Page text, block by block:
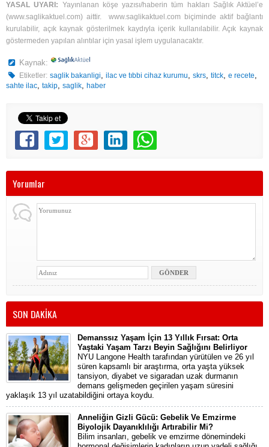
YASAL UYARI: Yayınlanan köşe yazısı/haberin tüm hakları Sağlık Aktüel’e
(www.saglikaktuel.com) aittir. www.saglikaktuel.com biçiminde aktif bağlantı
kurulabilir, açık kaynak gösterilmek kaydıyla içerik kullanılabilir. Açık kaynak
göstermeden yapılan alıntılar için yasal işlem uygulanacaktır.
Kaynak:
Etiketler: saglik bakanligi,ilac ve tıbbi cihaz kurumu,skrs,titck,e recete,
sahte ilac, takip, saglik, haber
Yorumlar
SON DAKİKA
Demanssız Yaşam İçin 13 Yıllık Fırsat: Orta
Yaştaki Yaşam Tarzı Beyin Sağlığını Belirliyor
NYU Langone Health tarafından yürütülen ve 26 yıl
süren kapsamlı bir araştırma, orta yaşta yüksek
tansiyon, diyabet ve sigaradan uzak durmanın
demans gelişmeden geçirilen yaşam süresini
yaklaşık 13 yıl uzatabildiğini ortaya koydu.
Anneliğin Gizli Gücü: Gebelik Ve Emzirme
Biyolojik Dayanıklılığı Artırabilir Mi?
Bilim insanları, gebelik ve emzirme dönemindeki